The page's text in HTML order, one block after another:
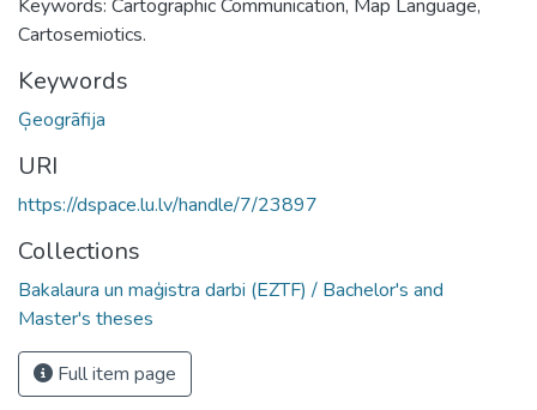
Keywords: Cartographic Communication, Map Language,
Cartosemiotics.
Keywords
Ģeogrāfija
URI
https://dspace.lu.lv/handle/7/23897
Collections
Bakalaura un maģistra darbi (EZTF) / Bachelor's and
Master's theses
Full item page